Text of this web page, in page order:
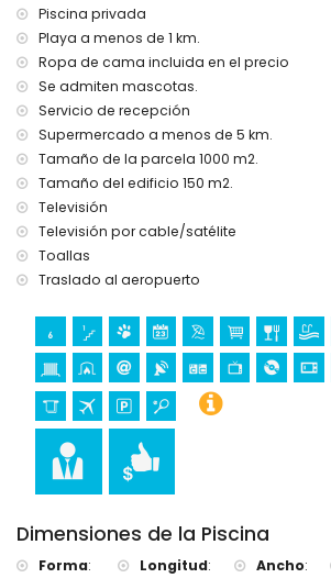
Piscina privada
Playa a menos de 1 km.
Ropa de cama incluida en el precio
Se admiten mascotas.
Servicio de recepción
Supermercado a menos de 5 km.
Tamaño de la parcela 1000 m2.
Tamaño del edificio 150 m2.
Televisión
Televisión por cable/satélite
Toallas
Traslado al aeropuerto
Dimensiones de la Piscina
Forma:
Longitud:
Ancho: